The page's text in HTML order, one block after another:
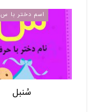
اسم دختر با س
سُنبل